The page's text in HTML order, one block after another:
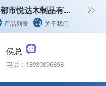
成都市悦达木制品有限公司
产品列表 关于我们
侯总
电话：13980896898